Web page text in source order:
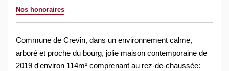
Nos honoraires
Commune de Crevin, dans un environnement calme,
arboré et proche du bourg, jolie maison contemporaine de
2019 d'environ 114m² comprenant au rez-de-chaussée: